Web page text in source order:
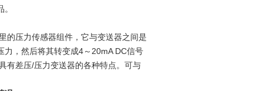
的压力传感器组件，它与变送器之间是
，然后将其转变成4～20mA DC信号
有差压/压力变送器的各种特点。可与